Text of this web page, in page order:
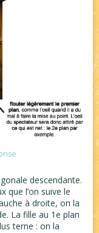
descendante.
que l’on suive le
à droite, on la
La fille au 1e plan
terne : on la